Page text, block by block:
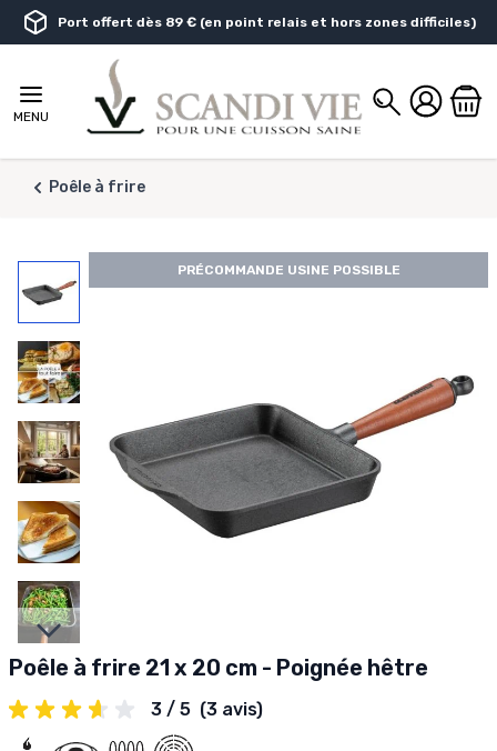
Aller au contenu
Port offert dès 89 € (en point relais et hors zones difficiles)
MENU
Chercher
Poêle à frire
Slides suivantes
PRÉCOMMANDE USINE POSSIBLE
Poêle à frire 21 x 20 cm - Poignée hêtre
3 / 5 (3 avis)